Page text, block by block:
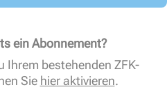
ein Abonnement?
Ihrem bestehenden ZFK-
Sie hier aktivieren.